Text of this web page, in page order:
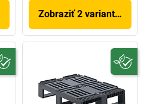
Zobraziť 2 variantov